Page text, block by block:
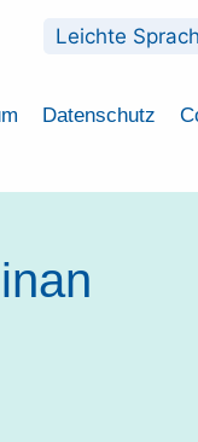
Leichte
Datenschutz